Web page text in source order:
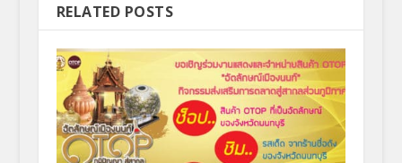
RELATED POSTS